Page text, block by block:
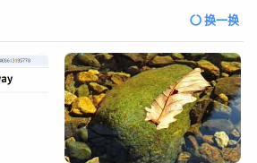
换一换